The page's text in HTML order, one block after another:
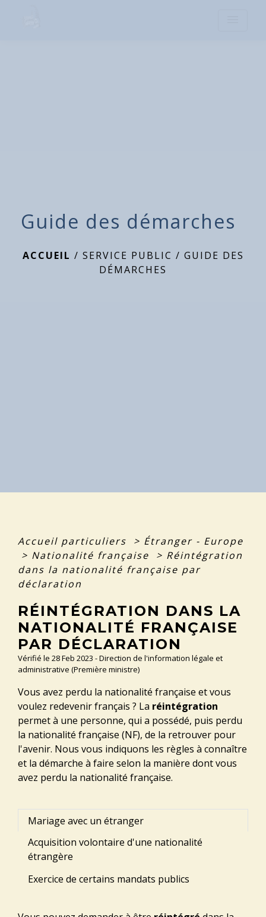
Guide des démarches
ACCUEIL / SERVICE PUBLIC / GUIDE DES
DÉMARCHES
Accueil particuliers > Étranger - Europe
> Nationalité française > Réintégration
dans la nationalité française par
déclaration
RÉINTÉGRATION DANS LA
NATIONALITÉ FRANÇAISE
PAR DÉCLARATION
Vérifié le 28 Feb 2023 - Direction de l'information légale et
administrative (Première ministre)
Vous avez perdu la nationalité française et vous
voulez redevenir français ? La réintégration
permet à une personne, qui a possédé, puis perdu
la nationalité française (NF), de la retrouver pour
l'avenir. Nous vous indiquons les règles à connaître
et la démarche à faire selon la manière dont vous
avez perdu la nationalité française.
Mariage avec un étranger
Acquisition volontaire d'une nationalité
étrangère
Exercice de certains mandats publics